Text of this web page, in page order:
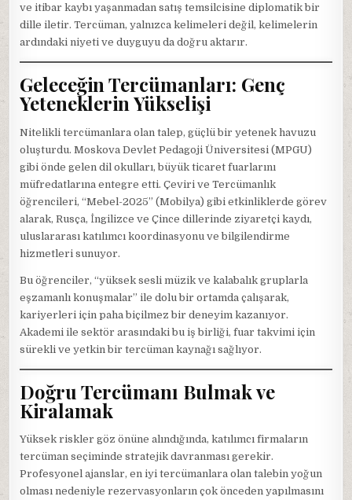
ve itibar kaybı yaşanmadan satış temsilcisine diplomatik bir
dille iletir. Tercüman, yalnızca kelimeleri değil, kelimelerin
ardındaki niyeti ve duyguyu da doğru aktarır.
Geleceğin Tercümanları: Genç
Yeteneklerin Yükselişi
Nitelikli tercümanlara olan talep, güçlü bir yetenek havuzu
oluşturdu. Moskova Devlet Pedagoji Üniversitesi (MPGU)
gibi önde gelen dil okulları, büyük ticaret fuarlarını
müfredatlarına entegre etti. Çeviri ve Tercümanlık
öğrencileri, “Mebel-2025” (Mobilya) gibi etkinliklerde görev
alarak, Rusça, İngilizce ve Çince dillerinde ziyaretçi kaydı,
uluslararası katılımcı koordinasyonu ve bilgilendirme
hizmetleri sunuyor.
Bu öğrenciler, “yüksek sesli müzik ve kalabalık gruplarla
eşzamanlı konuşmalar” ile dolu bir ortamda çalışarak,
kariyerleri için paha biçilmez bir deneyim kazanıyor.
Akademi ile sektör arasındaki bu iş birliği, fuar takvimi için
sürekli ve yetkin bir tercüman kaynağı sağlıyor.
Doğru Tercümanı Bulmak ve
Kiralamak
Yüksek riskler göz önüne alındığında, katılımcı firmaların
tercüman seçiminde stratejik davranması gerekir.
Profesyonel ajanslar, en iyi tercümanlara olan talebin yoğun
olması nedeniyle rezervasyonların çok önceden yapılmasını